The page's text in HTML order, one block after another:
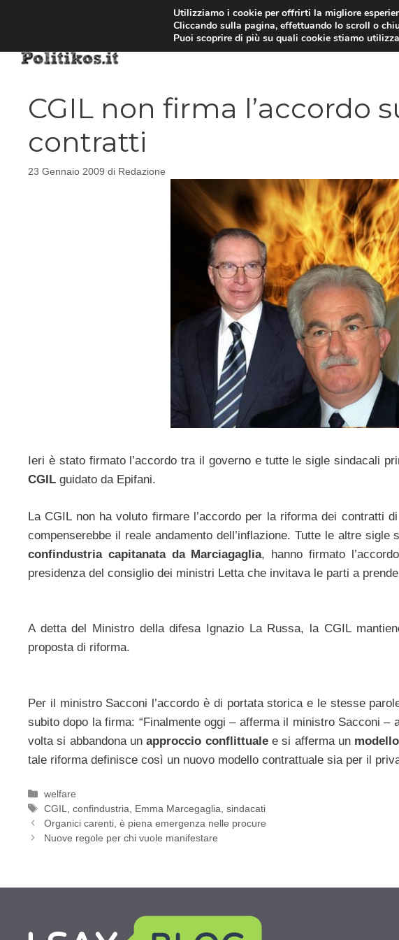
CGIL non firma l’accordo
contratti
23 Gennaio 2009 di Redazione
Ieri è stato firmato l’accordo tra il governo e tutte le sigle sindacali
CGIL guidato da Epifani.
La CGIL non ha voluto firmare l’accordo per la riforma dei contratti
compenserebbe il reale andamento dell’inflazione. Tutte le altre
confindustria capitanata da Marciagaglia, hanno firmato
presidenza del consiglio dei ministri Letta che invitava le parti a
A detta del Ministro della difesa Ignazio La Russa, la CGIL
proposta di riforma.
Per il ministro Sacconi l’accordo è di portata storica e le stesse
subito dopo la firma: “Finalmente oggi – afferma il ministro Sacconi
volta si abbandona unapproccio conflittualee si afferma un
tale riforma definisce così un nuovo modello contrattuale sia per il
Categorie
welfare
Tag
CGIL ,confindustria Emma Marcegaglia ,sindacati
Organici carenti, è piena emergenza nelle procure
Nuove regole per chi vuole manifestare
Utilizziamo i cookie per offrirti la migliore
Cliccando sulla pagina, effettuando lo scroll o
Puoi scoprire di più su quali cookie stiamo